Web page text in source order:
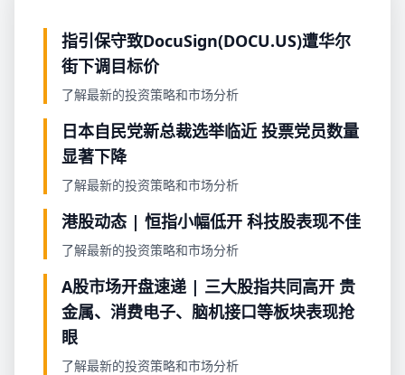
指引保守致DocuSign(DOCU.US)遭华尔
街下调目标价
了解最新的投资策略和市场分析
日本自民党新总裁选举临近 投票党员数量
显著下降
了解最新的投资策略和市场分析
港股动态 | 恒指小幅低开 科技股表现不佳
了解最新的投资策略和市场分析
A股市场开盘速递 | 三大股指共同高开 贵
金属、消费电子、脑机接口等板块表现抢
眼
了解最新的投资策略和市场分析